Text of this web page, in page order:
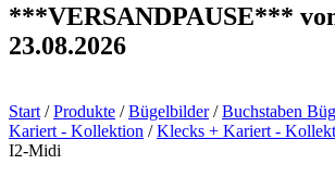
***VERSANDPAUSE***
23.08.2026
Start /Produkte /Bügelbilder/Buchstaben
Kariert - Kollektion /Klecks + Kariert -
I2-Midi